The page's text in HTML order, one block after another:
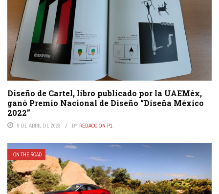
Diseño de Cartel, libro publicado por la UAEMéx,
ganó Premio Nacional de Diseño “Diseña México
2022”
9 DE ABRIL DE 2023 BY REDACCIÓN P1
ON THE ROAD